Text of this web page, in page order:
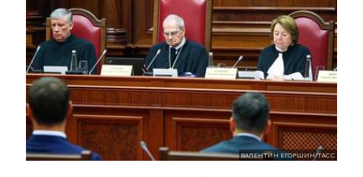
ВАЛЕНТИН ЕГОРШИН/ТАСС